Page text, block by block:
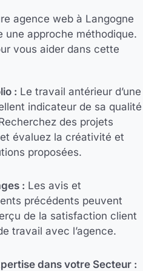
agence web à Langogne
une approche méthodique.
vous aider dans cette
: Le travail antérieur d’une
indicateur de sa qualité
des projets
évaluez la créativité et
proposées.
: Les avis et
précédents peuvent
de la satisfaction client
travail avec l’agence.
dans votre Secteur :